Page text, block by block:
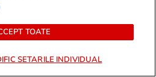
TOATE
SETARILE INDIVIDUAL